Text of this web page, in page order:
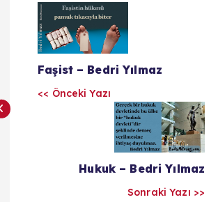
Y
a
zFaşist – Bedri Yılmaz
<< Önceki Yazı
Hukuk – Bedri Yılmaz
Sonraki Yazı >>